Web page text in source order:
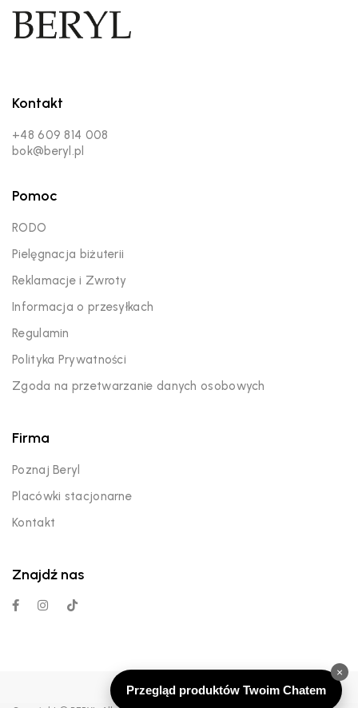
Kontakt
+48 609 814 008
bok@beryl.pl
Pomoc
RODO
Pielęgnacja biżuterii
Reklamacje i Zwroty
Informacja o przesyłkach
Regulamin
Polityka Prywatności
Zgoda na przetwarzanie danych osobowych
Firma
Poznaj Beryl
Placówki stacjonarne
Kontakt
Znajdź nas
×
Przegląd produktów Twoim Chatem